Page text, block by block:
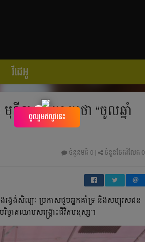
វីដេអូ
នាថ និយាយថា “ចូលឆ្នាំ
ចំនួនមតិ 0 ចំនួនចែករំលែក 0
ងរង្វង់សិល្បៈ ប្រកាសជួបអ្នកគាំទ្រ និងសប្បុរសជន
បរិច្ចាគឈាមសង្គ្រោះជីវិតមនុស្ស។
×
ចូលរួមឥលូវនេះ